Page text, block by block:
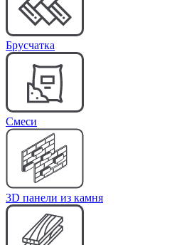
Брусчатка
Cмеси
3D панели из камня